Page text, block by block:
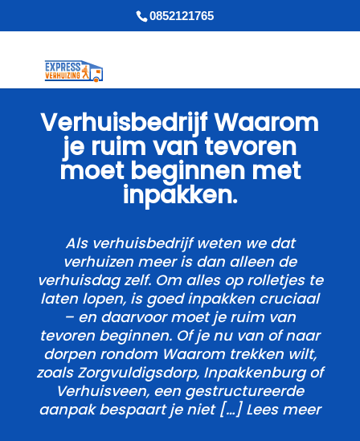
0852121765
Verhuisbedrijf Waarom
je ruim van tevoren
moet beginnen met
inpakken.​
Als verhuisbedrijf weten we dat
verhuizen meer is dan alleen de
verhuisdag zelf.​ Om alles op rolletjes te
laten lopen, is goed inpakken cruciaal
– en daarvoor moet je ruim van
tevoren beginnen.​ Of je nu van of naar
dorpen rondom Waarom trekken wilt,
zoals Zorgvuldigsdorp, Inpakkenburg of
Verhuisveen, een gestructureerde
aanpak bespaart je niet […] Lees meer